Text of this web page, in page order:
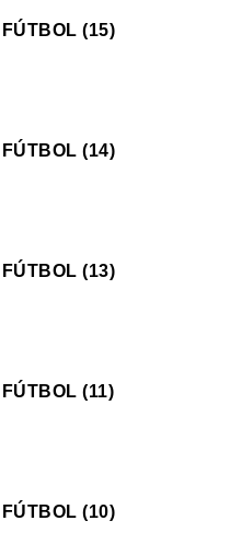
(15)
(14)
(13)
(11)
(10)